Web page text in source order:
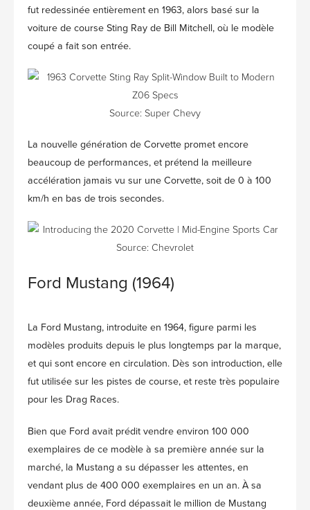
fut redessinée entièrement en 1963, alors basé sur la
voiture de course Sting Ray de Bill Mitchell, où le modèle
coupé a fait son entrée.
Source: Super Chevy
La nouvelle génération de Corvette promet encore
beaucoup de performances, et prétend la meilleure
accélération jamais vu sur une Corvette, soit de 0 à 100
km/h en bas de trois secondes.
Source: Chevrolet
Ford Mustang (1964)
La Ford Mustang, introduite en 1964, figure parmi les
modèles produits depuis le plus longtemps par la marque,
et qui sont encore en circulation. Dès son introduction, elle
fut utilisée sur les pistes de course, et reste très populaire
pour les Drag Races.
Bien que Ford avait prédit vendre environ 100 000
exemplaires de ce modèle à sa première année sur la
marché, la Mustang a su dépasser les attentes, en
vendant plus de 400 000 exemplaires en un an. À sa
deuxième année, Ford dépassait le million de Mustang